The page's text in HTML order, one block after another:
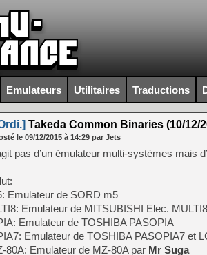
Emulateurs Utilitaires Traductions
Takeda Common Binaries (10/12/
le 09/12/2015 à 14:29 par Jets
pas d’un émulateur multi-systèmes mais
Emulateur de SORD m5
Emulateur de MITSUBISHI Elec. MULTI8
Emulateur de TOSHIBA PASOPIA
Emulateur de TOSHIBA PASOPIA7 et
80A: Emulateur de MZ-80A par Mr Suga